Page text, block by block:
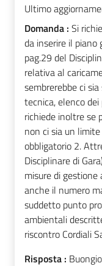
Ultimo
Domanda : Si
da inserire il piano
pag.29 del
relativa al
sembrerebbe ci
tecnica, elenco
richiede inoltre se
non ci sia un
obbligatorio 2.
Disciplinare di
misure di gestione
anche il numero
suddetto punto
ambientali
riscontro Cordiali
Risposta :